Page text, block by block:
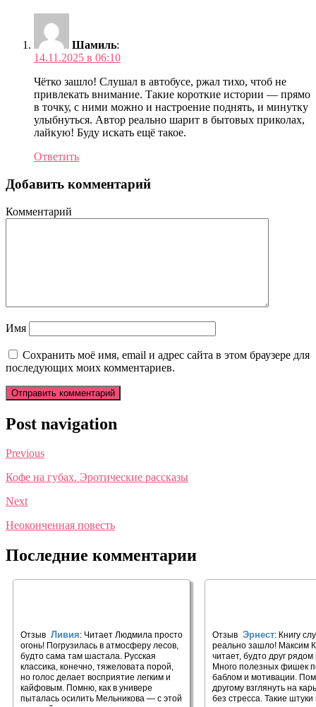
Шамиль:
14.11.2025 в 06:10
Чётко зашло! Слушал в автобусе, ржал тихо, чтоб не
привлекать внимание. Такие короткие истории — прямо
в точку, с ними можно и настроение поднять, и минутку
улыбнуться. Автор реально шарит в бытовых приколах,
лайкую! Буду искать ещё такое.
Ответить
Добавить комментарий
Комментарий
Имя
Сохранить моё имя, email и адрес сайта в этом браузере для
последующих моих комментариев.
Post navigation
Previous
Кофе на губах. Эротические рассказы
Next
Неоконченная повесть
Последние комментарии
Отзыв Ливия: Читает Людмила просто
огонь! Погрузилась в атмосферу лесов,
будто сама там шастала. Русская
классика, конечно, тяжеловата порой,
но голос делает восприятие легким и
кайфовым. Помню, как в универе
пыталась осилить Мельникова — с этой
Отзыв Эрнест: Книгу
реально зашло! Максим
читает, будто друг рядом
Много полезных фишек
баблом и мотивации.
другому взглянуть на
без стресса. Такие штуки